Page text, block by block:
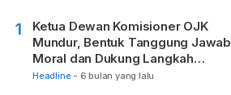
1
Ketua Dewan Komisioner OJK
Mundur, Bentuk Tanggung Jawab
Moral dan Dukung Langkah
Pemulihan
Headline - 6 bulan yang lalu